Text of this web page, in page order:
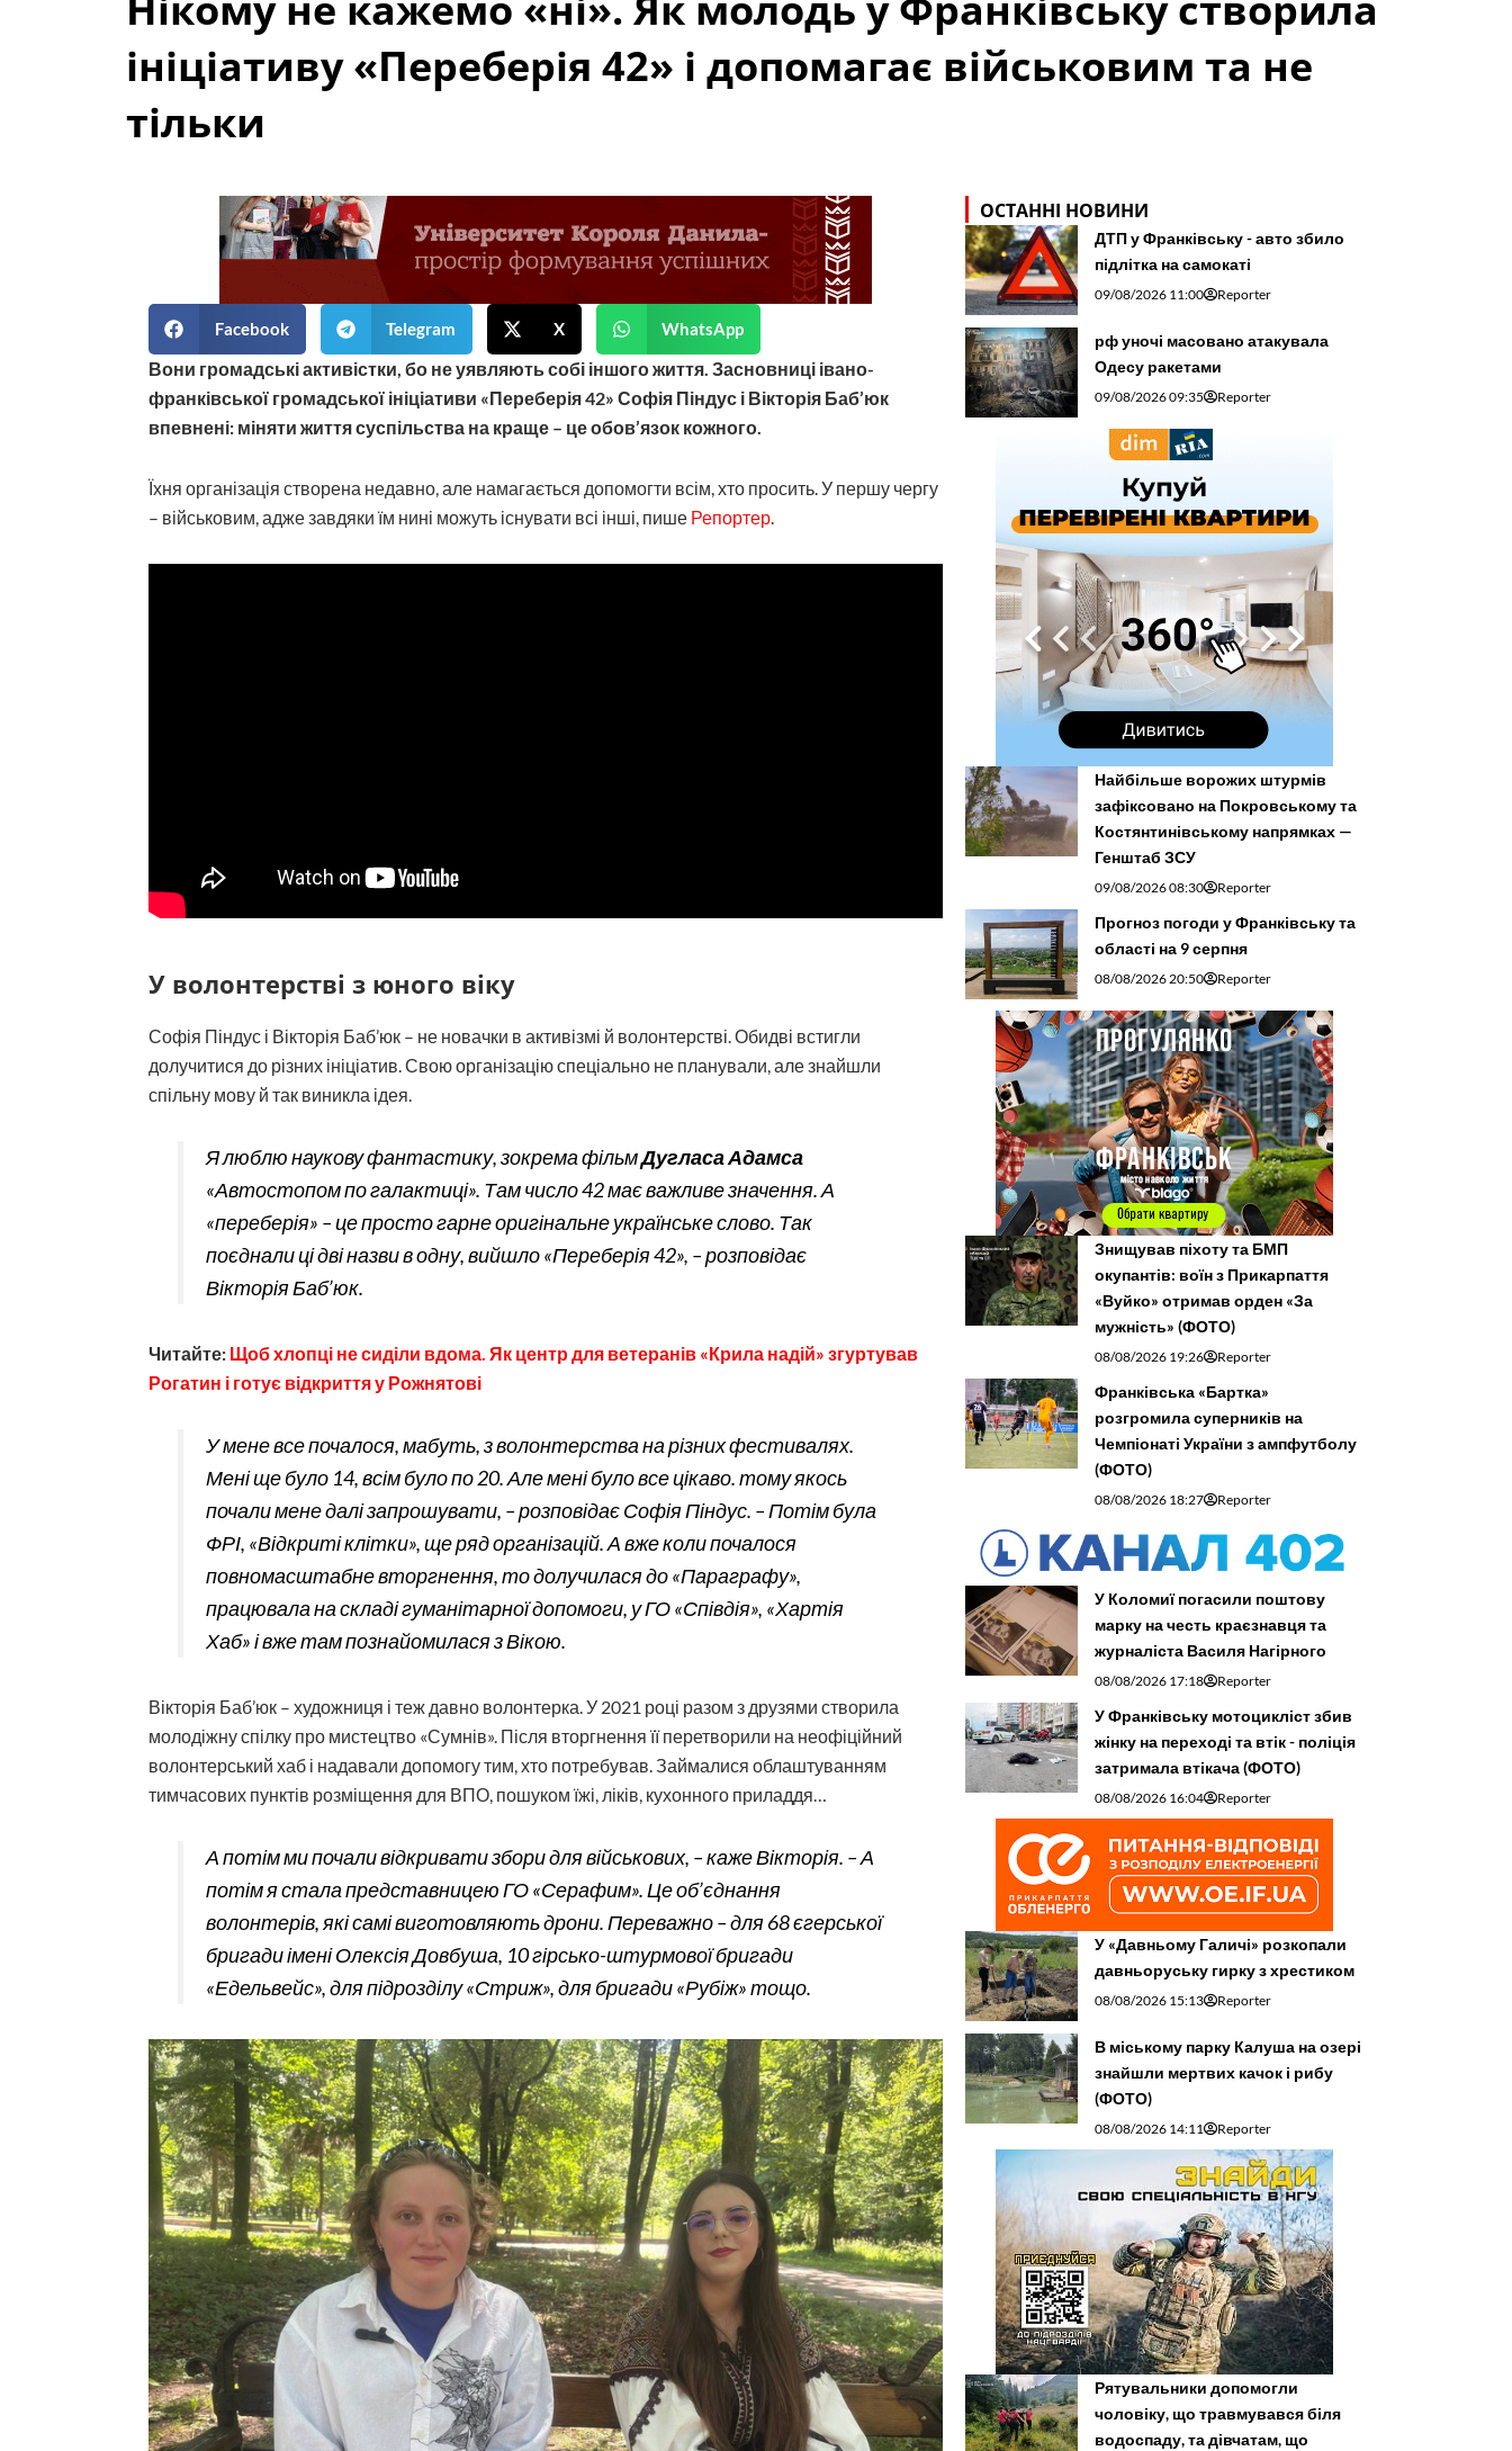
ініціативу «Переберія 42» і допомагає військовим та не
тільки
Facebook Telegram X WhatsApp
Вони громадські активістки, бо не уявляють собі іншого життя. Засновниці івано-
франківської громадської ініціативи «Переберія 42» Софія Піндус і Вікторія Баб’юк
впевнені: міняти життя суспільства на краще – це обов’язок кожного.
Їхня організація створена недавно, але намагається допомогти всім, хто просить. У першу чергу
– військовим, адже завдяки їм нині можуть існувати всі інші, пише Репортер
У волонтерстві з юного віку
Софія Піндус і Вікторія Баб’юк – не новачки в активізмі й волонтерстві. Обидві встигли
долучитися до різних ініціатив. Свою організацію спеціально не планували, але знайшли
спільну мову й так виникла ідея.
Я люблю наукову фантастику, зокрема фільмДугласа Адамса
«Автостопом по галактиці». Там число 42 має важливе значення. А
«переберія» – це просто гарне оригінальне українське слово. Так
поєднали ці дві назви в одну, вийшло «Переберія 42», – розповідає
Вікторія Баб’юк.
Читайте: Щоб хлопці не сиділи вдома. Як центр для ветеранів «Крила надій» згуртував
Рогатин і готує відкриття у Рожнятові
У мене все почалося, мабуть, з волонтерства на різних фестивалях.
Мені ще було 14, всім було по 20. Але мені було все цікаво. тому якось
почали мене далі запрошувати, – розповідає Софія Піндус. – Потім була
ФРІ, «Відкриті клітки», ще ряд організацій. А вже коли почалося
повномасштабне вторгнення, то долучилася до «Параграфу»,
працювала на складі гуманітарної допомоги, у ГО «Співдія», «Хартія
Хаб» і вже там познайомилася з Вікою.
Вікторія Баб’юк – художниця і теж давно волонтерка. У 2021 році разом з друзями створила
молодіжну спілку про мистецтво «Сумнів». Після вторгнення її перетворили на неофіційний
волонтерський хаб і надавали допомогу тим, хто потребував. Займалися облаштуванням
тимчасових пунктів розміщення для ВПО, пошуком їжі, ліків, кухонного приладдя…
А потім ми почали відкривати збори для військових, – каже Вікторія. – А
потім я стала представницею ГО «Серафим». Це об’єднання
волонтерів, які самі виготовляють дрони. Переважно – для 68 єгерської
бригади імені Олексія Довбуша, 10 гірсько-штурмової бригади
«Едельвейс», для підрозділу «Стриж», для бригади «Рубіж» тощо.
ОСТАННІ НОВИНИ
ДТП у Франківську - авто збило
підлітка на самокаті
09/08/2026 11:00 Reporter
рф уночі масовано атакувала
Одесу ракетами
09/08/2026 09:35 Reporter
Найбільше ворожих штурмів
зафіксовано на Покровському та
Костянтинівському напрямках —
Генштаб ЗСУ
09/08/2026 08:30 Reporter
Прогноз погоди у Франківську та
області на 9 серпня
08/08/2026 20:50 Reporter
Знищував піхоту та БМП
окупантів: воїн з Прикарпаття
«Вуйко» отримав орден «За
мужність» (ФОТО)
08/08/2026 19:26 Reporter
Франківська «Бартка»
розгромила суперників на
Чемпіонаті України з ампфутболу
(ФОТО)
08/08/2026 18:27 Reporter
У Коломиї погасили поштову
марку на честь краєзнавця та
журналіста Василя Нагірного
08/08/2026 17:18 Reporter
У Франківську мотоцикліст збив
жінку на переході та втік - поліція
затримала втікача (ФОТО)
08/08/2026 16:04 Reporter
У «Давньому Галичі» розкопали
давньоруську гирку з хрестиком
08/08/2026 15:13 Reporter
В міському парку Калуша на озері
знайшли мертвих качок і рибу
(ФОТО)
08/08/2026 14:11 Reporter
Рятувальники допомогли
чоловіку, що травмувався біля
водоспаду, та дівчатам, що